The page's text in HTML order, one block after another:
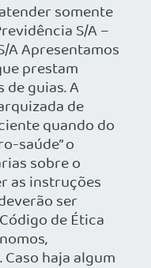
somente
S/A –
A Apresentamos
prestam
guias. A
de
quando do
saúde” o
sobre o
as instruções
ser
de Ética
haja algum